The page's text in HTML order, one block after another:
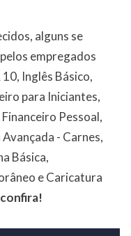
alguns se
empregados
Inglês Básico,
para Iniciantes,
Pessoal,
- Carnes,
Básica,
e Caricatura